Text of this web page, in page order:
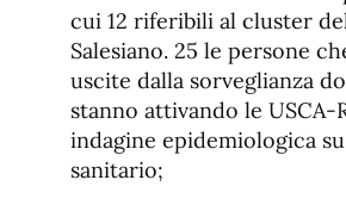
cui 12 riferibili al cluster
Salesiano. 25 le persone
uscite dalla sorveglianza
stanno attivando le USCA-
indagine epidemiologica
sanitario;